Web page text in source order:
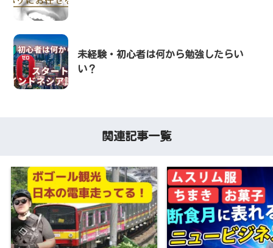
未経験・初心者は何から勉強したらい
い？
関連記事一覧